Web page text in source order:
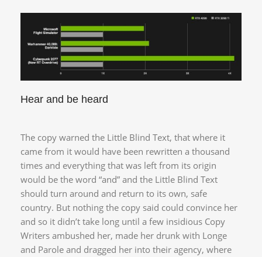
Hear and be heard
The copy warned the Little Blind Text, that where it
came from it would have been rewritten a thousand
times and everything that was left from its origin
would be the word “and” and the Little Blind Text
should turn around and return to its own, safe
country. But nothing the copy said could convince her
and so it didn’t take long until a few insidious Copy
Writers ambushed her, made her drunk with Longe
and Parole and dragged her into their agency, where